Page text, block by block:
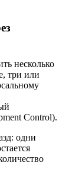
несколько
три или
Control).
одни